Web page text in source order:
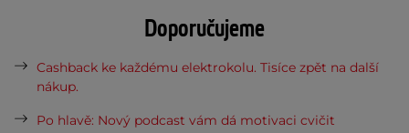
Doporučujeme
Cashback ke každému elektrokolu. Tisíce zpět na další
nákup.
Po hlavě: Nový podcast vám dá motivaci cvičit